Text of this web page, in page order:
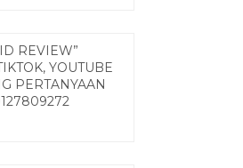
REVIEW”
YOUTUBE
PERTANYAAN